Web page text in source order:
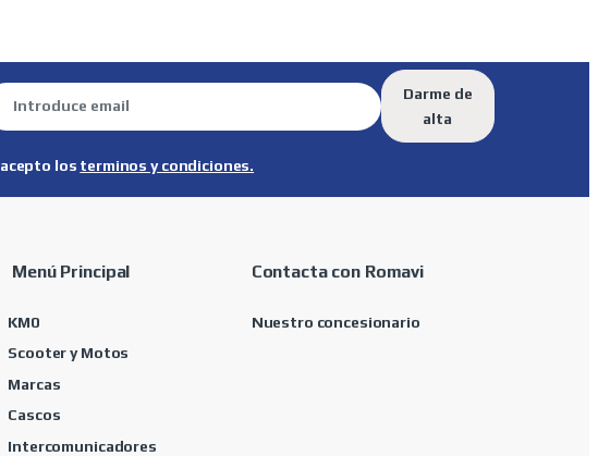
Darme de
alta
acepto los terminos y condiciones.
Menú Principal
KM0
Scooter y Motos
Marcas
Cascos
Intercomunicadores
Contacta con Romavi
Nuestro concesionario